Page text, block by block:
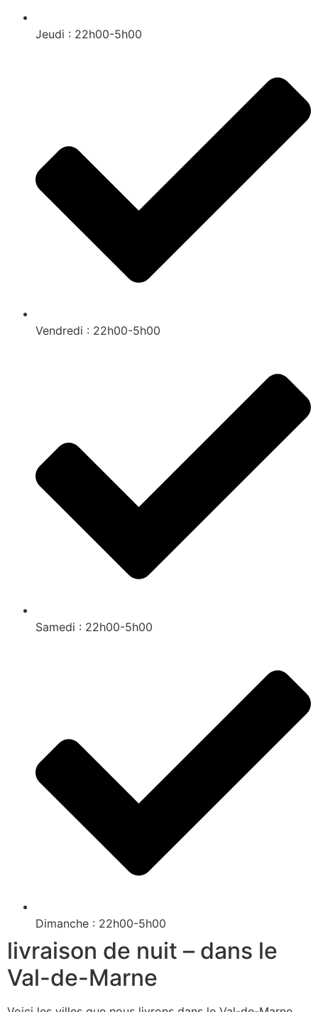
Jeudi : 22h00-5h00
Vendredi : 22h00-5h00
Samedi : 22h00-5h00
Dimanche : 22h00-5h00
livraison de nuit – dans le
Val-de-Marne